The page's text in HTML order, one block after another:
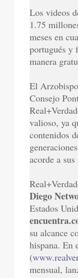
Los videos
1.75
meses en
portugués y
manera
El
Consejo
valioso, ya
contenidos
acorde a
Diego
Estados
su alcance
hispana. En
(
mensual,